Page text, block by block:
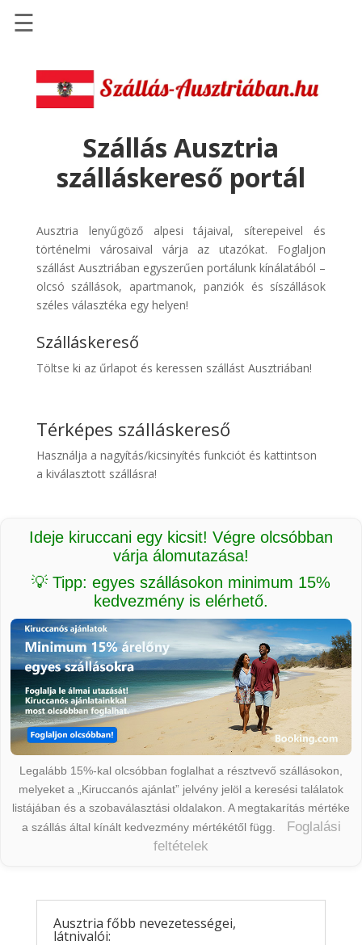
Szállások
Szállásinfo.eu
Repülőjegy
pénzvisszatérítéssel
Discover
Cars
Transzfer
Kiwi
☰
Szállás Ausztria
szálláskereső portál
Ausztria lenyűgöző alpesi tájaival, síterepeivel és
történelmi városaival várja az utazókat. Foglaljon
szállást Ausztriában egyszerűen portálunk kínálatából –
olcsó szállások, apartmanok, panziók és síszállások
széles választéka egy helyen!
Szálláskereső
Töltse ki az űrlapot és keressen szállást Ausztriában!
Térképes szálláskereső
Használja a nagyítás/kicsinyítés funkciót és kattintson
a kiválasztott szállásra!
Ideje kiruccani egy kicsit! Végre olcsóbban
várja álomutazása!
💡 Tipp: egyes szállásokon minimum 15%
kedvezmény is elérhető.
Legalább 15%-kal olcsóbban foglalhat a résztvevő szállásokon,
melyeket a „Kiruccanós ajánlat” jelvény jelöl a keresési találatok
listájában és a szobaválasztási oldalakon. A megtakarítás mértéke
a szállás által kínált kedvezmény mértékétől függ.
Foglalási
feltételek
Ausztria főbb nevezetességei,
látnivalói: